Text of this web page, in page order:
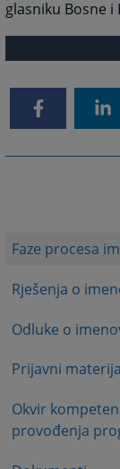
Faze procesa
Rješenja o
Odluke o
Prijavni
Okvir
provođenja
glasniku Bosne i